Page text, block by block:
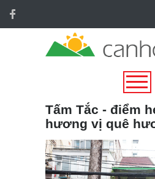
Tấm Tắc - điểm
hương vị quê